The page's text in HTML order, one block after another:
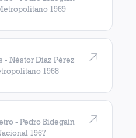
1969
- Néstor Diaz Pérez
1968
- Pedro Bidegain
1967